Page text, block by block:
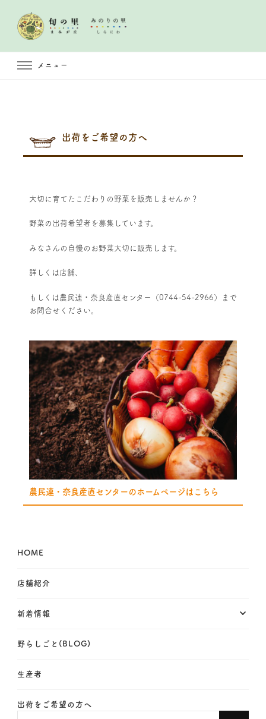
メニュー
出荷をご希望の方へ
大切に育てたこだわりの野菜を販売しませんか？
野菜の出荷希望者を募集しています。
みなさんの自慢のお野菜大切に販売します。
詳しくは店舗、
もしくは農民連・奈良産直センター（0744-54-2966）まで
お問合せください。
農民連・奈良産直センターのホームページはこちら
HOME
店舗紹介
新着情報
野らしごと(BLOG)
生産者
出荷をご希望の方へ